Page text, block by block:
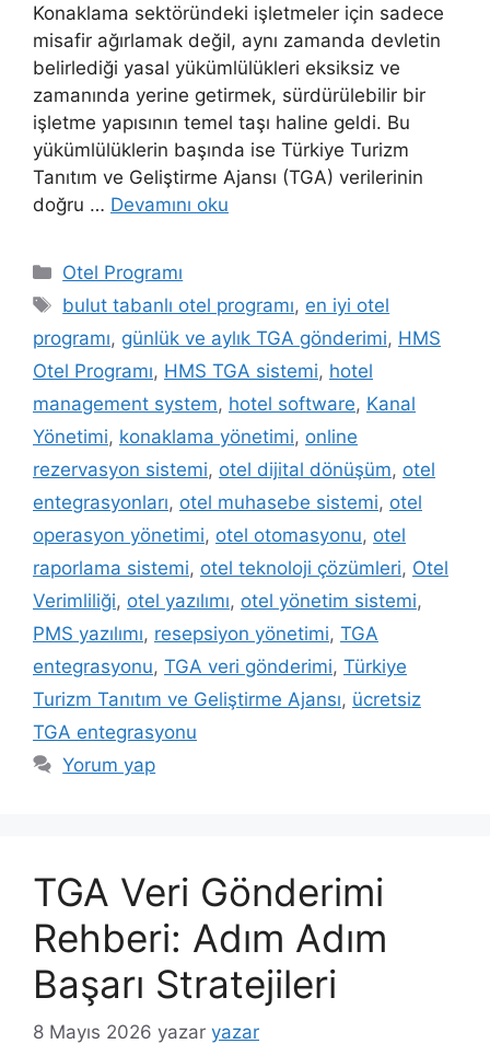
Konaklama sektöründeki işletmeler için sadece
misafir ağırlamak değil, aynı zamanda devletin
belirlediği yasal yükümlülükleri eksiksiz ve
zamanında yerine getirmek, sürdürülebilir bir
işletme yapısının temel taşı haline geldi. Bu
yükümlülüklerin başında ise Türkiye Turizm
Tanıtım ve Geliştirme Ajansı (TGA) verilerinin
doğru … Devamını oku
Kategoriler
Otel Programı
Etiketler
bulut tabanlı otel programı, en iyi otel
programı, günlük ve aylık TGA gönderimi, HMS
Otel Programı, HMS TGA sistemi, hotel
management system, hotel software, Kanal
Yönetimi, konaklama yönetimi, online
rezervasyon sistemi, otel dijital dönüşüm, otel
entegrasyonları, otel muhasebe sistemi, otel
operasyon yönetimi, otel otomasyonu, otel
raporlama sistemi, otel teknoloji çözümleri, Otel
Verimliliği, otel yazılımı, otel yönetim sistemi,
PMS yazılımı, resepsiyon yönetimi, TGA
entegrasyonu, TGA veri gönderimi, Türkiye
Turizm Tanıtım ve Geliştirme Ajansı, ücretsiz
TGA entegrasyonu
Yorum yap
TGA Veri Gönderimi
Rehberi: Adım Adım
Başarı Stratejileri
8 Mayıs 2026 yazar yazar